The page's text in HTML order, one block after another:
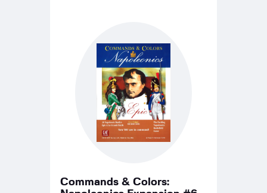
Commands & Colors: